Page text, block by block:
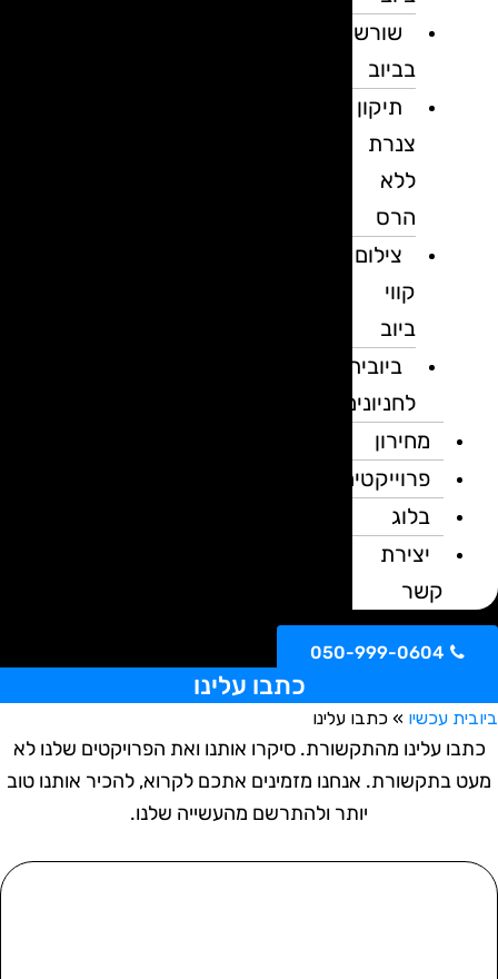
שורשים
בביוב
תיקון
צנרת
ללא
הרס
צילום
קווי
ביוב
ביובית
לחניונים
מחירון
פרוייקטים
בלוג
יצירת
קשר
050-999-0604
כתבו עלינו
עכשיו»כתבו עלינו
כתבו עלינו מהתקשורת. סיקרו אותנו ואת הפרויקטים שלנו לא
מעט בתקשורת. אנחנו מזמינים אתכם לקרוא, להכיר אותנו טוב
יותר ולהתרשם מהעשייה שלנו.